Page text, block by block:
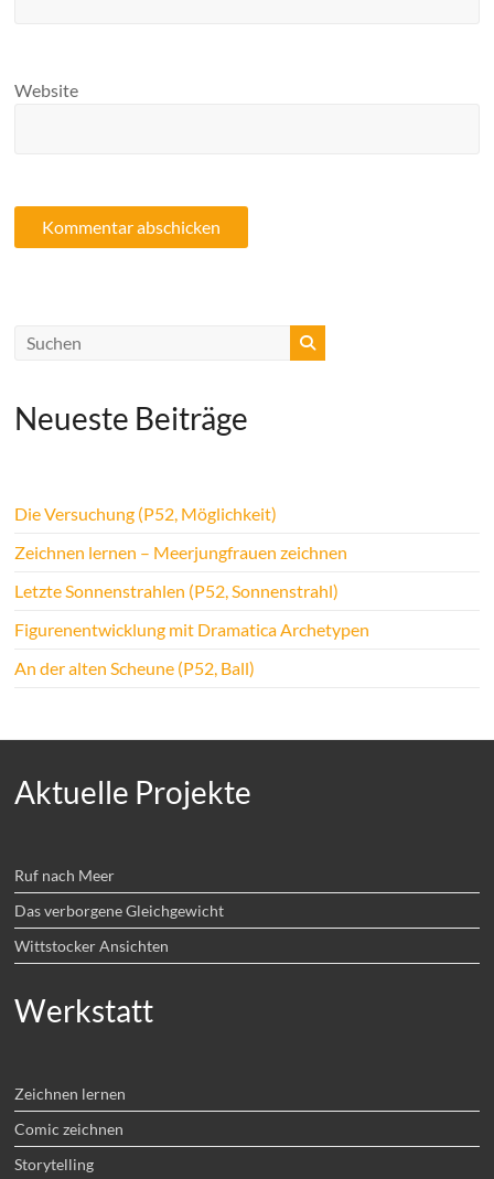
Website
Neueste Beiträge
Die Versuchung (P52, Möglichkeit)
Zeichnen lernen – Meerjungfrauen zeichnen
Letzte Sonnenstrahlen (P52, Sonnenstrahl)
Figurenentwicklung mit Dramatica Archetypen
An der alten Scheune (P52, Ball)
Aktuelle Projekte
Ruf nach Meer
Das verborgene Gleichgewicht
Wittstocker Ansichten
Werkstatt
Zeichnen lernen
Comic zeichnen
Storytelling